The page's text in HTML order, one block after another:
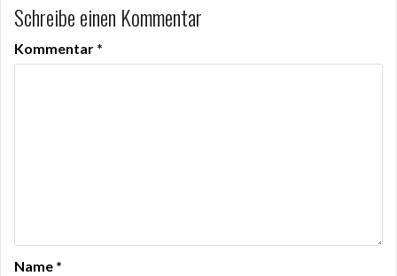
Schreibe einen Kommentar
Kommentar *
Name *